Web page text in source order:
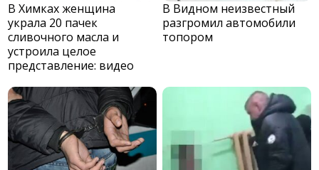
В Химках женщина
украла 20 пачек
сливочного масла и
устроила целое
представление: видео
В Видном неизвестный
разгромил автомобили
топором